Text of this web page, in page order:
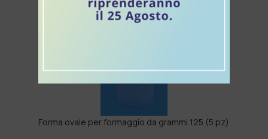
Coltello a goccia per formaggi duri
Forma ovale per formaggio da grammi 125 (5 pz)